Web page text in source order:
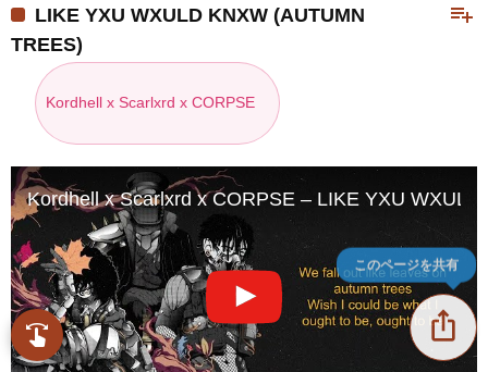
playlist_add
LIKE YXU WXULD KNXW (AUTUMN
TREES)
Kordhell x Scarlxrd x CORPSE
Kordhell x Scarlxrd x CORPSE – LIKE YXU
ios_share
このページを共有
swipe 指先で音楽をブラウズ